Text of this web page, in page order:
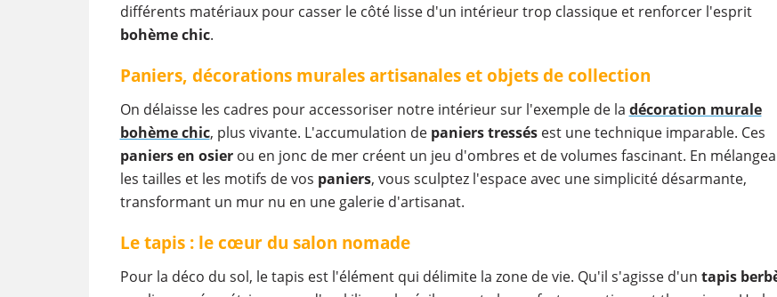
différents matériaux pour casser le côté lisse d'un intérieur trop classique et renforcer l'esprit
bohème chic.
Paniers, décorations murales artisanales et objets de collection
On délaisse les cadres pour accessoriser notre intérieur sur l'exemple de la décoration murale
bohème chic, plus vivante. L'accumulation de paniers tressésest une technique imparable. Ces
paniers en osierou en jonc de mer créent un jeu d'ombres et de volumes fascinant. En
les tailles et les motifs de vos paniers, vous sculptez l'espace avec une simplicité désarmante,
transformant un mur nu en une galerie d'artisanat.
Le tapis : le cœur du salon nomade
Pour la déco du sol, le tapis est l'élément qui délimite la zone de vie. Qu'il s'agisse d'un tapis